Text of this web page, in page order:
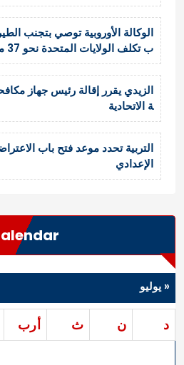
الوكالة الأوروبية توصي بتجنب
ب تكلف الولايات المتحدة نحو 37 مليار دولار
الزيدي يقرر إقالة رئيس جهاز
ة الاتحادية
التربية تحدد موعد فتح باب
الإعدادي
د ن ث أرب
« يوليو